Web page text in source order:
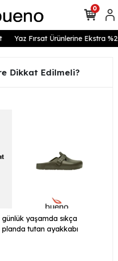
Yaz Fırsat Ürünlerine Ekstra
0
Dikkat Edilmeli?
yaşamda sıkça
planda tutan ayakkabı